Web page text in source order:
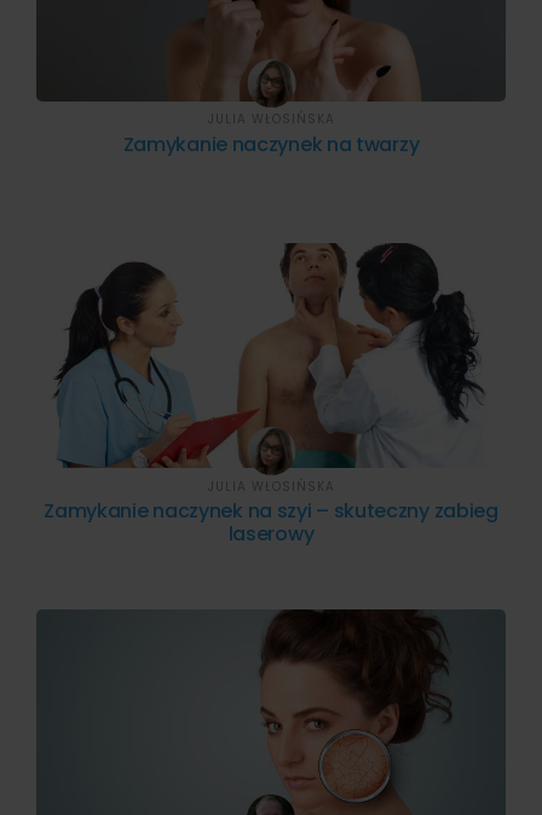
Zamykanie naczynek na twarzy
JULIA WŁOSIŃSKA
Zamykanie naczynek na szyi – skuteczny zabieg
laserowy
JULIA WŁOSIŃSKA